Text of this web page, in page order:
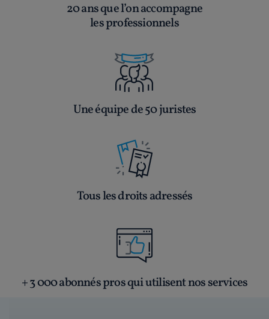
20 ans que l’on accompagne
les professionnels
Une équipe de 50 juristes
Tous les droits adressés
+ 3 000 abonnés pros qui utilisent nos services